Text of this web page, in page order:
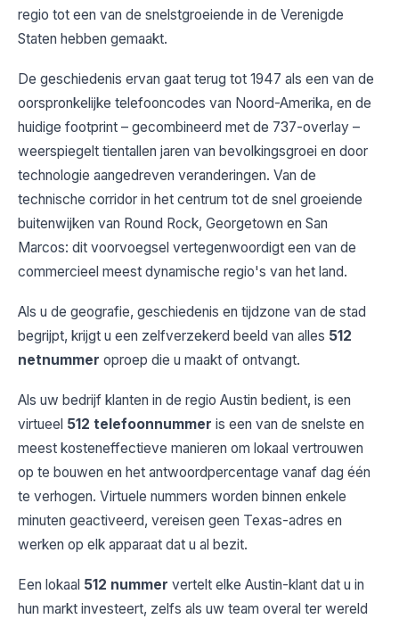
regio tot een van de snelstgroeiende in de Verenigde
Staten hebben gemaakt.
De geschiedenis ervan gaat terug tot 1947 als een van de
oorspronkelijke telefooncodes van Noord-Amerika, en de
huidige footprint – gecombineerd met de 737-overlay –
weerspiegelt tientallen jaren van bevolkingsgroei en door
technologie aangedreven veranderingen. Van de
technische corridor in het centrum tot de snel groeiende
buitenwijken van Round Rock, Georgetown en San
Marcos: dit voorvoegsel vertegenwoordigt een van de
commercieel meest dynamische regio's van het land.
Als u de geografie, geschiedenis en tijdzone van de stad
begrijpt, krijgt u een zelfverzekerd beeld van alles 512
netnummer oproep die u maakt of ontvangt.
Als uw bedrijf klanten in de regio Austin bedient, is een
virtueel 512 telefoonnummer is een van de snelste en
meest kosteneffectieve manieren om lokaal vertrouwen
op te bouwen en het antwoordpercentage vanaf dag één
te verhogen. Virtuele nummers worden binnen enkele
minuten geactiveerd, vereisen geen Texas-adres en
werken op elk apparaat dat u al bezit.
Een lokaal 512 nummer vertelt elke Austin-klant dat u in
hun markt investeert, zelfs als uw team overal ter wereld